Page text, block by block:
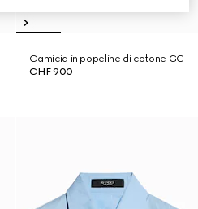
Camicia in popeline di cotone GG
CHF 900